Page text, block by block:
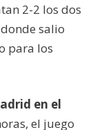
2-2 los dos
salio
para los
en el
el juego